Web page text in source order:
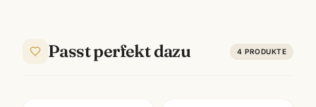
Passt perfekt dazu 4 PRODUKTE